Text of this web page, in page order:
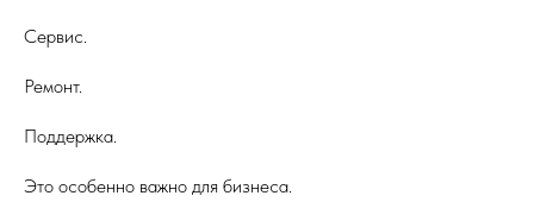
Сервис.
Ремонт.
Поддержка.
Это особенно важно для бизнеса.